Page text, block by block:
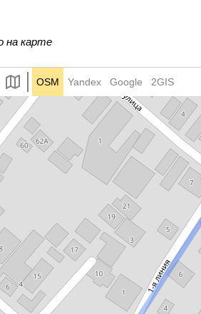
на карте
OSM Yandex Google 2GIS